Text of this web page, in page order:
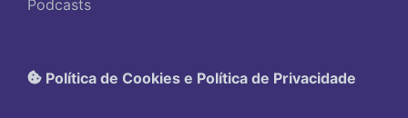
Podcasts
Política de Cookies e Política de Privacidade